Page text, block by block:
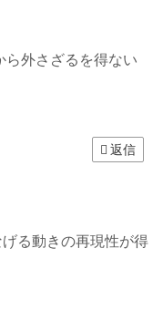
ら外さざるを得ない
返信
る動きの再現性が得